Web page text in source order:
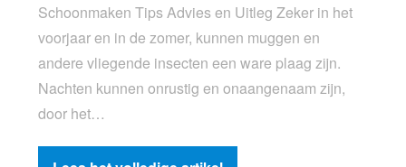
Schoonmaken Tips Advies en Uitleg Zeker in het
voorjaar en in de zomer, kunnen muggen en
andere vliegende insecten een ware plaag zijn.
Nachten kunnen onrustig en onaangenaam zijn,
door het…